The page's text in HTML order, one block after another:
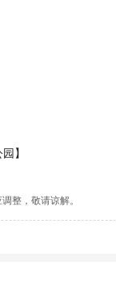
】
整，敬请谅解。